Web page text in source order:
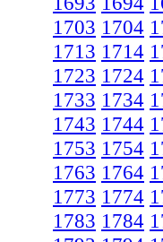
1703 1704
1713 1714
1723 1724
1733 1734
1743 1744
1753 1754
1763 1764
1773 1774
1783 1784